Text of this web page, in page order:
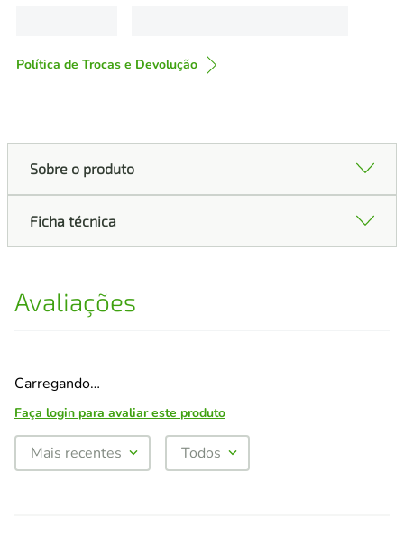
Política de Trocas e Devolução
Sobre o produto
Ficha técnica
Avaliações
Carregando…
Faça login para avaliar este produto
Mais recentes Todos